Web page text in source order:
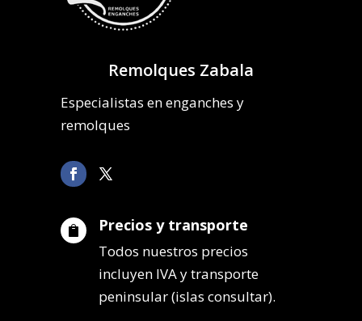
Remolques Zabala
Especialistas en enganches y
remolques
 Precios y transporte
Todos nuestros precios
incluyen IVA y transporte
peninsular (islas consultar).